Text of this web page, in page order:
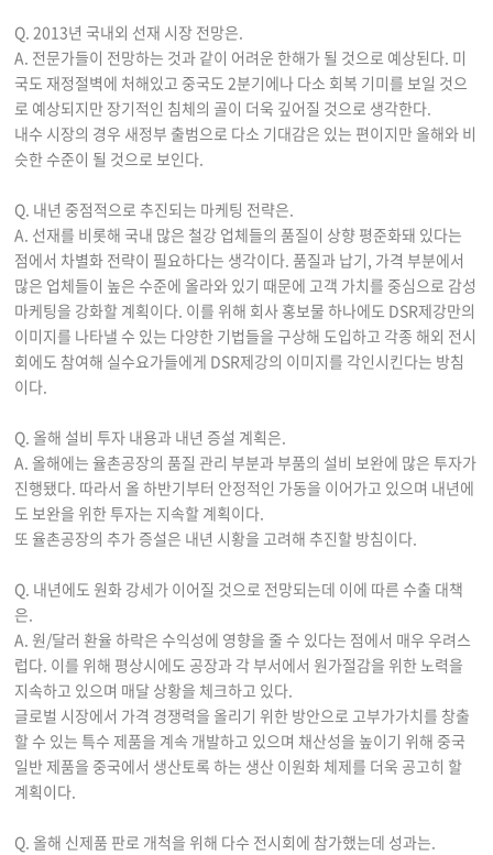
Q. 2013년 국내외 선재 시장 전망은.
A. 전문가들이 전망하는 것과 같이 어려운 한해가 될 것으로 예상된다. 미
국도 재정절벽에 처해있고 중국도 2분기에나 다소 회복 기미를 보일 것으
로 예상되지만 장기적인 침체의 골이 더욱 깊어질 것으로 생각한다.
내수 시장의 경우 새정부 출범으로 다소 기대감은 있는 편이지만 올해와 비
슷한 수준이 될 것으로 보인다.
Q. 내년 중점적으로 추진되는 마케팅 전략은.
A. 선재를 비롯해 국내 많은 철강 업체들의 품질이 상향 평준화돼 있다는
점에서 차별화 전략이 필요하다는 생각이다. 품질과 납기, 가격 부분에서
많은 업체들이 높은 수준에 올라와 있기 때문에 고객 가치를 중심으로 감성
마케팅을 강화할 계획이다. 이를 위해 회사 홍보물 하나에도 DSR제강만의
이미지를 나타낼 수 있는 다양한 기법들을 구상해 도입하고 각종 해외 전시
회에도 참여해 실수요가들에게 DSR제강의 이미지를 각인시킨다는 방침
이다.
Q. 올해 설비 투자 내용과 내년 증설 계획은.
A. 올해에는 율촌공장의 품질 관리 부분과 부품의 설비 보완에 많은 투자가
진행됐다. 따라서 올 하반기부터 안정적인 가동을 이어가고 있으며 내년에
도 보완을 위한 투자는 지속할 계획이다.
또 율촌공장의 추가 증설은 내년 시황을 고려해 추진할 방침이다.
Q. 내년에도 원화 강세가 이어질 것으로 전망되는데 이에 따른 수출 대책
은.
A. 원/달러 환율 하락은 수익성에 영향을 줄 수 있다는 점에서 매우 우려스
럽다. 이를 위해 평상시에도 공장과 각 부서에서 원가절감을 위한 노력을
지속하고 있으며 매달 상황을 체크하고 있다.
글로벌 시장에서 가격 경쟁력을 올리기 위한 방안으로 고부가가치를 창출
할 수 있는 특수 제품을 계속 개발하고 있으며 채산성을 높이기 위해 중국
일반 제품을 중국에서 생산토록 하는 생산 이원화 체제를 더욱 공고히 할
계획이다.
Q. 올해 신제품 판로 개척을 위해 다수 전시회에 참가했는데 성과는.